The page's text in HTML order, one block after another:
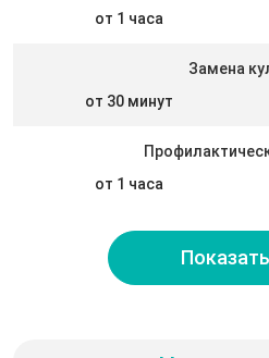
от 1 часа
Замена
от 30 минут
от 1 часа